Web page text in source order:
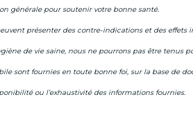
générale pour soutenir votre bonne santé.
présenter des contre-indications et des
de vie saine, nous ne pourrons pas être tenus
sont fournies en toute bonne foi, sur la base de
ou l’exhaustivité des informations fournies.